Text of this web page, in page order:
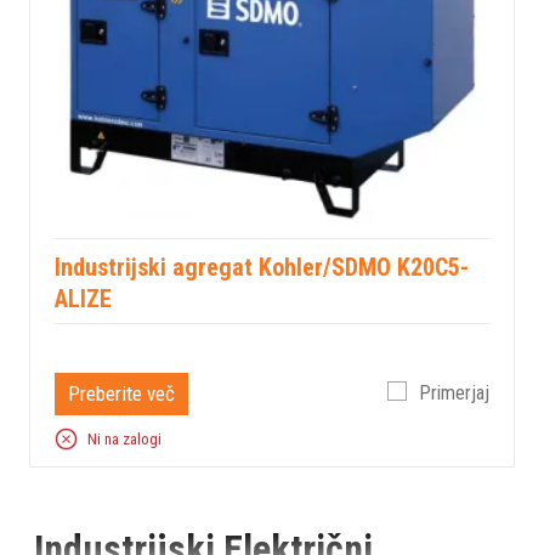
Industrijski agregat Kohler/SDMO K20C5-
ALIZE
Preberite več Primerjaj
Ni na zalogi